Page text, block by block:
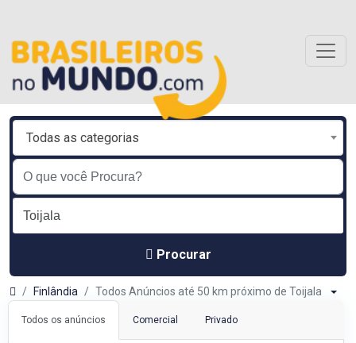
Todas as categorias
Procurar
Finlândia Todos Anúncios até 50 km próximo de Toijala
Todos os anúncios Comercial Privado